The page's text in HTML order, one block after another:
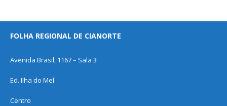
FOLHA REGIONAL DE CIANORTE
Avenida Brasil, 1167 – Sala 3
Ed. Ilha do Mel
Centro